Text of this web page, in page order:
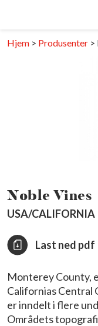
Hjem > Produsenter >
Noble Vines
USA/CALIFORNIA
Last ned pdf
Monterey County,
Californias Central
er inndelt i flere
Områdets